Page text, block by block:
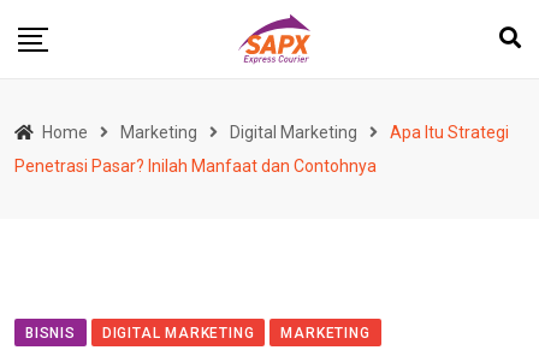
Home Marketing Digital Marketing
Apa Itu Strategi
Penetrasi Pasar? Inilah Manfaat dan Contohnya
BISNIS DIGITAL MARKETING MARKETING